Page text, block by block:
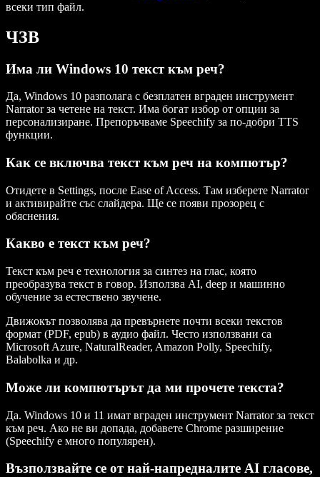
всеки тип файл.
ЧЗВ
Има ли Windows 10 текст към реч?
Да, Windows 10 разполага с безплатен вграден инструмент
Narrator за четене на текст. Има богат избор от опции за
персонализиране. Препоръчваме Speechify за по-добри TTS
функции.
Как се включва текст към реч на компютър?
Отидете в Settings, после Ease of Access. Там изберете Narrator
и активирайте със слайдера. Ще се появи прозорец с
обяснения.
Какво е текст към реч?
Текст към реч e технология за синтез на глас, която
преобразува текст в говор. Използва AI, deep и машинно
обучение за естествено звучене.
Движокът позволява да превърнете почти всеки текстов
формат (PDF, epub) в аудио файл. Често използвани са
Microsoft Azure, NaturalReader, Amazon Polly, Speechify,
Balabolka и др.
Може ли компютърът да ми прочете текста?
Да. Windows 10 и 11 имат вграден инструмент Narrator за текст
към реч. Ако не ви допада, добавете Chrome разширение
(Speechify е много популярен).
Възползвайте се от най-напредналите AI гласове,